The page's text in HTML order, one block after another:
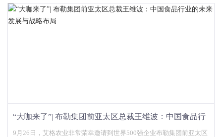
“大咖来了”| 布勒集团前亚太区总裁王维波：中国食品行
业的未来发展与战略布局
9月26日，艾格农业非常荣幸邀请到世界500强企业布勒集团前亚太区